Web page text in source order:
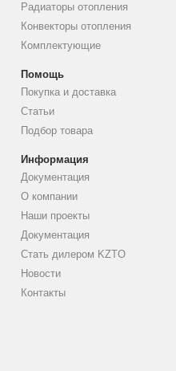
Радиаторы отопления
Конвекторы отопления
Комплектующие
Помощь
Покупка и доставка
Статьи
Подбор товара
Информация
Документация
О компании
Наши проекты
Документация
Стать дилером KZTO
Новости
Контакты